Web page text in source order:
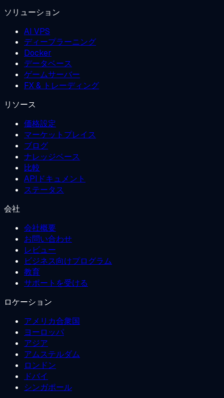
ソリューション
AI VPS
ディープラーニング
Docker
データベース
ゲームサーバー
FX & トレーディング
リソース
価格設定
マーケットプレイス
ブログ
ナレッジベース
比較
APIドキュメント
ステータス
会社
会社概要
お問い合わせ
レビュー
ビジネス向けプログラム
教育
サポートを受ける
ロケーション
アメリカ合衆国
ヨーロッパ
アジア
アムステルダム
ロンドン
ドバイ
シンガポール